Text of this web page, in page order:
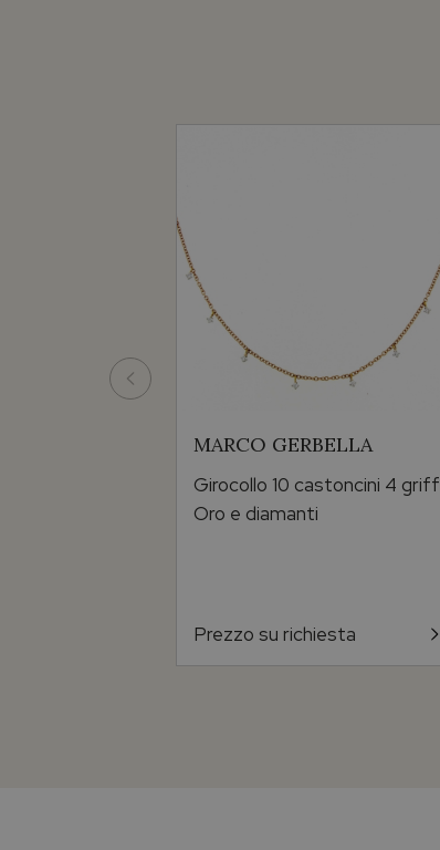
MARCO GERBELLA
Girocollo 10 castoncini 4 griff
Oro e diamanti
Prezzo su richiesta